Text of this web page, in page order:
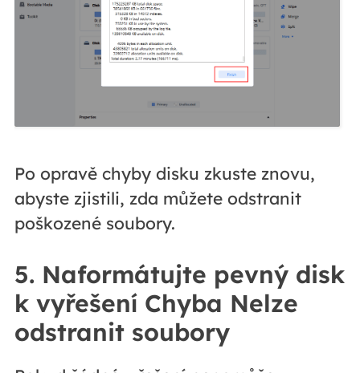
Po opravě chyby disku zkuste znovu,
abyste zjistili, zda můžete odstranit
poškozené soubory.
5. Naformátujte pevný disk
k vyřešení Chyba Nelze
odstranit soubory